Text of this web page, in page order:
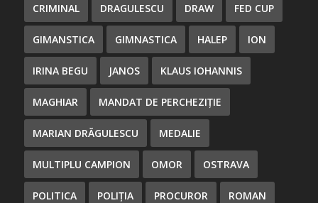
CRIMINAL DRAGULESCU DRAW FED CUP
GIMANSTICA GIMNASTICA HALEP ION
IRINA BEGU JANOS KLAUS IOHANNIS
MAGHIAR MANDAT DE PERCHEZIȚIE
MARIAN DRĂGULESCU MEDALIE
MULTIPLU CAMPION OMOR OSTRAVA
POLITICA POLIȚIA PROCUROR ROMAN